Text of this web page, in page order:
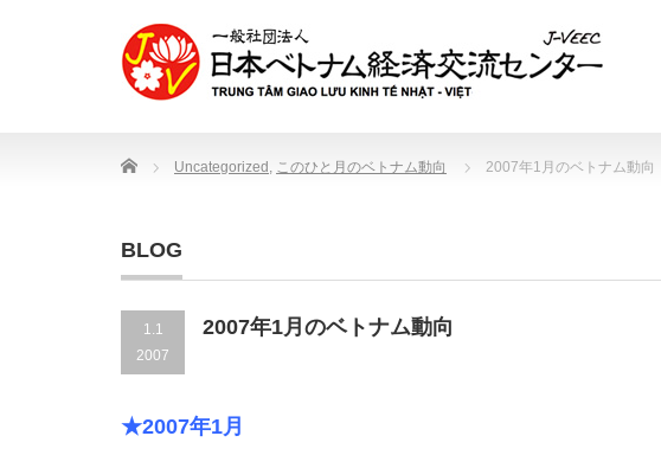
Home Uncategorized , このひと月のベトナム動向 2007年1月のベトナム動向
BLOG
1.1
2007
2007年1月のベトナム動向
★2007年1月